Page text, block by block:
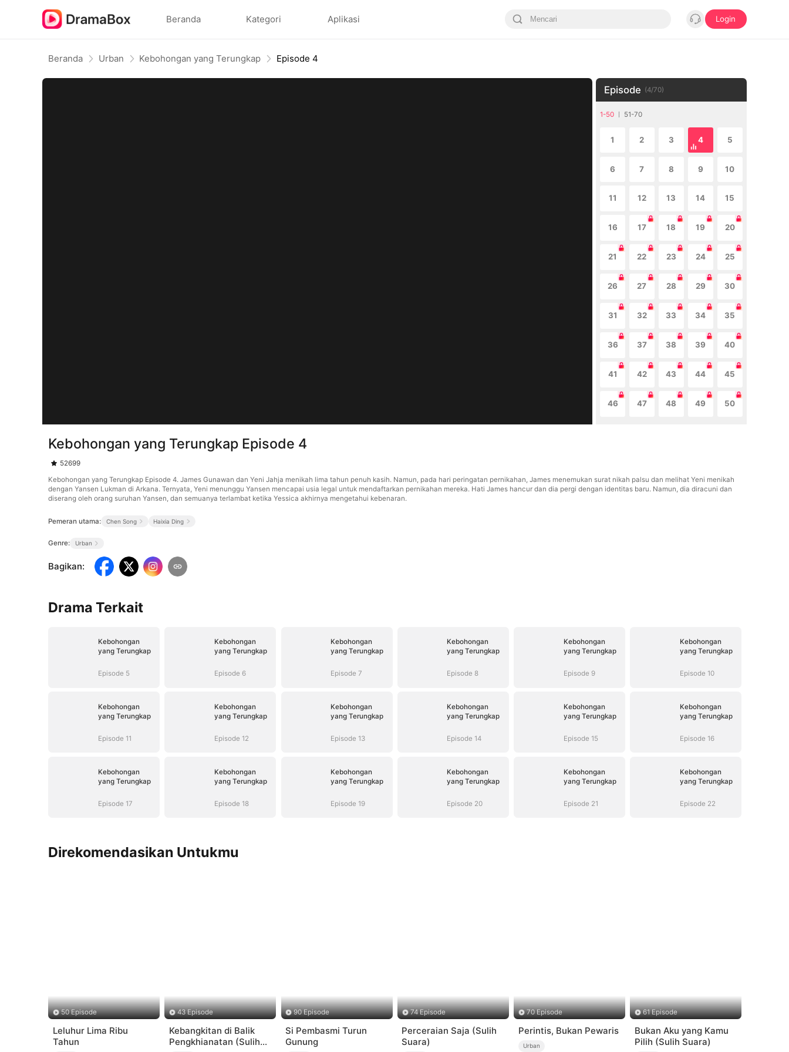
Beranda Kategori Aplikasi Login
Beranda Urban Kebohongan yang Terungkap Episode 4
Episode (4/70)
1-50 51-70
1 2 3 4 5
6 7 8 9 10
11 12 13 14 15
16 17 18 19 20
21 22 23 24 25
26 27 28 29 30
31 32 33 34 35
36 37 38 39 40
41 42 43 44 45
46 47 48 49 50
Kebohongan yang Terungkap Episode 4
52699
Kebohongan yang Terungkap Episode 4. James Gunawan dan Yeni Jahja menikah lima tahun penuh kasih. Namun, pada hari peringatan pernikahan, James menemukan surat nikah palsu dan melihat Yeni menikah
dengan Yansen Lukman di Arkana. Ternyata, Yeni menunggu Yansen mencapai usia legal untuk mendaftarkan pernikahan mereka. Hati James hancur dan dia pergi dengan identitas baru. Namun, dia diracuni dan
diserang oleh orang suruhan Yansen, dan semuanya terlambat ketika Yessica akhirnya mengetahui kebenaran.
Pemeran utama: Chen Song Haixia Ding
Genre: Urban
Bagikan:
Drama Terkait
Kebohongan
yang Terungkap
Episode 5
Kebohongan
yang Terungkap
Episode 6
Kebohongan
yang Terungkap
Episode 7
Kebohongan
yang Terungkap
Episode 8
Kebohongan
yang Terungkap
Episode 9
Kebohongan
yang Terungkap
Episode 10
Kebohongan
yang Terungkap
Episode 11
Kebohongan
yang Terungkap
Episode 12
Kebohongan
yang Terungkap
Episode 13
Kebohongan
yang Terungkap
Episode 14
Kebohongan
yang Terungkap
Episode 15
Kebohongan
yang Terungkap
Episode 16
Kebohongan
yang Terungkap
Episode 17
Kebohongan
yang Terungkap
Episode 18
Kebohongan
yang Terungkap
Episode 19
Kebohongan
yang Terungkap
Episode 20
Kebohongan
yang Terungkap
Episode 21
Kebohongan
yang Terungkap
Episode 22
Direkomendasikan Untukmu
50 Episode
Leluhur Lima Ribu
Tahun
43 Episode
Kebangkitan di Balik
Pengkhianatan (Sulih
90 Episode
Si Pembasmi Turun
Gunung
74 Episode
Perceraian Saja (Sulih
Suara)
70 Episode
Perintis, Bukan Pewaris
Urban
61 Episode
Bukan Aku yang Kamu
Pilih (Sulih Suara)